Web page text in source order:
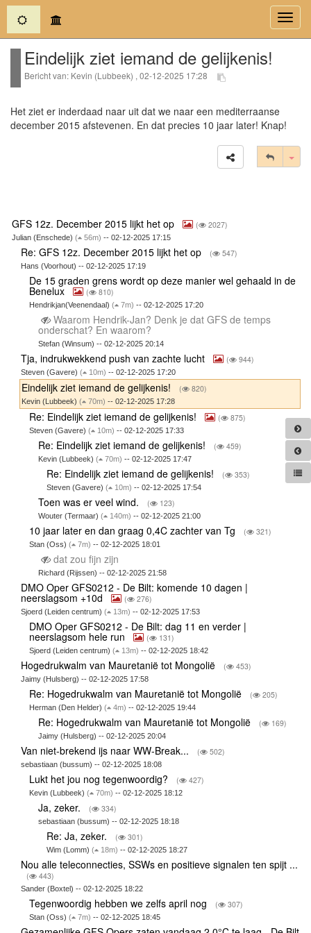
(current)
Eindelijk ziet iemand de gelijkenis!
Bericht van: Kevin (Lubbeek) , 02-12-2025 17:28
Het ziet er inderdaad naar uit dat we naar een mediterraanse
december 2015 afstevenen. En dat precies 10 jaar later! Knap!
GFS 12z. December 2015 lijkt het op ( 2027)
Julian (Enschede) ( 56m) -- 02-12-2025 17:15
Re: GFS 12z. December 2015 lijkt het op ( 547)
Hans (Voorhout) -- 02-12-2025 17:19
De 15 graden grens wordt op deze manier wel gehaald in de
Benelux ( 810)
Hendrikjan(Veenendaal)( 7m) -- 02-12-2025 17:20
Waarom Hendrik-Jan? Denk je dat GFS de temps
onderschat? En waarom?
Stefan (Winsum) -- 02-12-2025 20:14
Tja, indrukwekkend push van zachte lucht ( 944)
Steven (Gavere) ( 10m) -- 02-12-2025 17:20
Eindelijk ziet iemand de gelijkenis! ( 820)
Kevin (Lubbeek) ( 70m) -- 02-12-2025 17:28
Re: Eindelijk ziet iemand de gelijkenis! ( 875)
Steven (Gavere)( 10m) -- 02-12-2025 17:33
Re: Eindelijk ziet iemand de gelijkenis! ( 459)
Kevin (Lubbeek) ( 70m) -- 02-12-2025 17:47
Re: Eindelijk ziet iemand de gelijkenis! ( 353)
Steven (Gavere)( 10m) -- 02-12-2025 17:54
Toen was er veel wind. ( 123)
Wouter (Termaar) ( 140m) -- 02-12-2025 21:00
10 jaar later en dan graag 0,4C zachter van Tg ( 321)
Stan (Oss)( 7m) -- 02-12-2025 18:01
dat zou fijn zijn
Richard (Rijssen) -- 02-12-2025 21:58
DMO Oper GFS0212 - De Bilt: komende 10 dagen |
neerslagsom +10d ( 276)
Sjoerd (Leiden centrum) ( 13m) -- 02-12-2025 17:53
DMO Oper GFS0212 - De Bilt: dag 11 en verder |
neerslagsom hele run ( 131)
Sjoerd (Leiden centrum)( 13m) -- 02-12-2025 18:42
Hogedrukwalm van Mauretanië tot Mongolië ( 453)
Jaimy (Hulsberg) -- 02-12-2025 17:58
Re: Hogedrukwalm van Mauretanië tot Mongolië ( 205)
Herman (Den Helder)( 4m) -- 02-12-2025 19:44
Re: Hogedrukwalm van Mauretanië tot Mongolië ( 169)
Jaimy (Hulsberg) -- 02-12-2025 20:04
Van niet-brekend ijs naar WW-Break... ( 502)
sebastiaan (bussum) -- 02-12-2025 18:08
Lukt het jou nog tegenwoordig? ( 427)
Kevin (Lubbeek)( 70m) -- 02-12-2025 18:12
Ja, zeker. ( 334)
sebastiaan (bussum) -- 02-12-2025 18:18
Re: Ja, zeker. ( 301)
Wim (Lomm)( 18m) -- 02-12-2025 18:27
Nou alle teleconnecties, SSWs en positieve signalen ten spijt ...
( 443)
Sander (Boxtel) -- 02-12-2025 18:22
Tegenwoordig hebben we zelfs april nog ( 307)
Stan (Oss)( 7m) -- 02-12-2025 18:45